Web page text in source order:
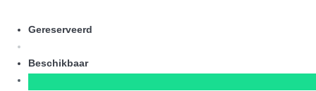
Gereserveerd
Beschikbaar